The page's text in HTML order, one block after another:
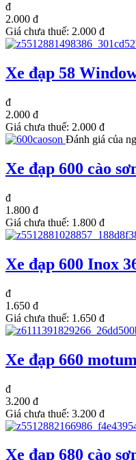
đ
2.000 đ
Giá chưa thuế: 2.000 đ
Xe đạp 58
đ
2.000 đ
Giá chưa thuế: 2.000 đ
Đánh giá của
Xe đạp 600 cào
đ
1.800 đ
Giá chưa thuế: 1.800 đ
Xe đạp 600 Inox
đ
1.650 đ
Giá chưa thuế: 1.650 đ
Xe đạp 660 motum
đ
3.200 đ
Giá chưa thuế: 3.200 đ
Xe đạp 680 cào